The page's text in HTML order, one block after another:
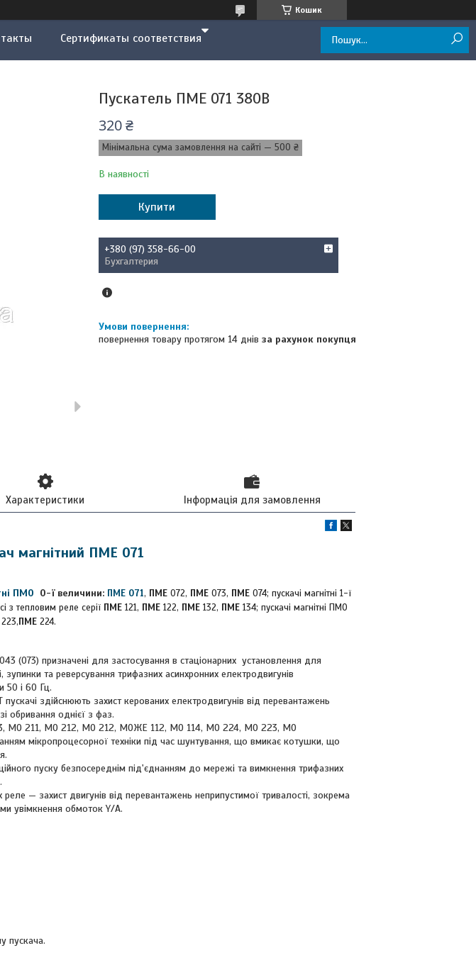
Кошик
Сертификаты соответствия
Пускатель ПМЕ 071 380В
320 ₴
Мінімальна сума замовлення на сайті — 500 ₴
В наявності
Купити
+380 (97) 358-66-00
Бухгалтерия
повернення товару протягом 14 днів за рахунок покупця
Характеристики Інформація для замовлення
магнітний ПМЕ 071
ПМО 0-ї величини: ПМЕ 071, ПМЕ 072, ПМЕ 073, ПМЕ 074; пускачі магнітні 1-ї
з тепловим реле серії ПМЕ 121, ПМЕ 122, ПМЕ 132, ПМЕ 134; пускачі магнітні ПМО
223,ПМЕ 224.
призначені для застосування в стаціонарних установлення для
та реверсування трифазних асинхронних електродвигунів
50 і 60 Гц.
здійснюють захист керованих електродвигунів від перевантажень
обривання однієї з фаз.
МО 211, МО 212, МО 212, МОЖЕ 112, МО 114, МО 224, МО 223, МО
мікропроцесорної техніки під час шунтування, що вмикає котушки, що
пуску безпосереднім під'єднанням до мережі та вимкнення трифазних
— захист двигунів від перевантажень неприпустимої тривалості, зокрема
увімкнення обмоток Y/A.
пускача.